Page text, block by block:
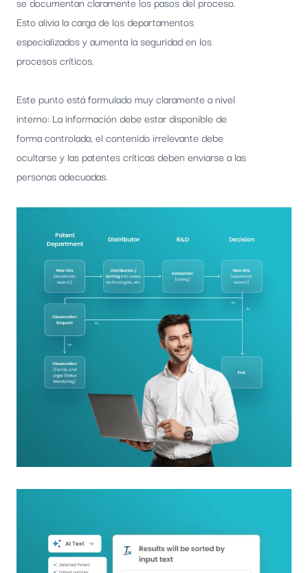
Esto alivia la carga de los departamentos
especializados y aumenta la seguridad en los
procesos críticos.
Este punto está formulado muy claramente a nivel
interno: La información debe estar disponible de
forma controlada, el contenido irrelevante debe
ocultarse y las patentes críticas deben enviarse a las
personas adecuadas.